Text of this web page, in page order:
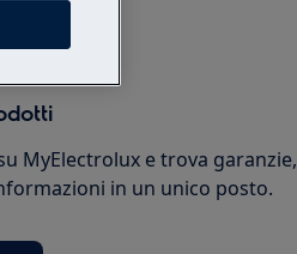
MyElectrolux e trova garanzie,
in un unico posto.